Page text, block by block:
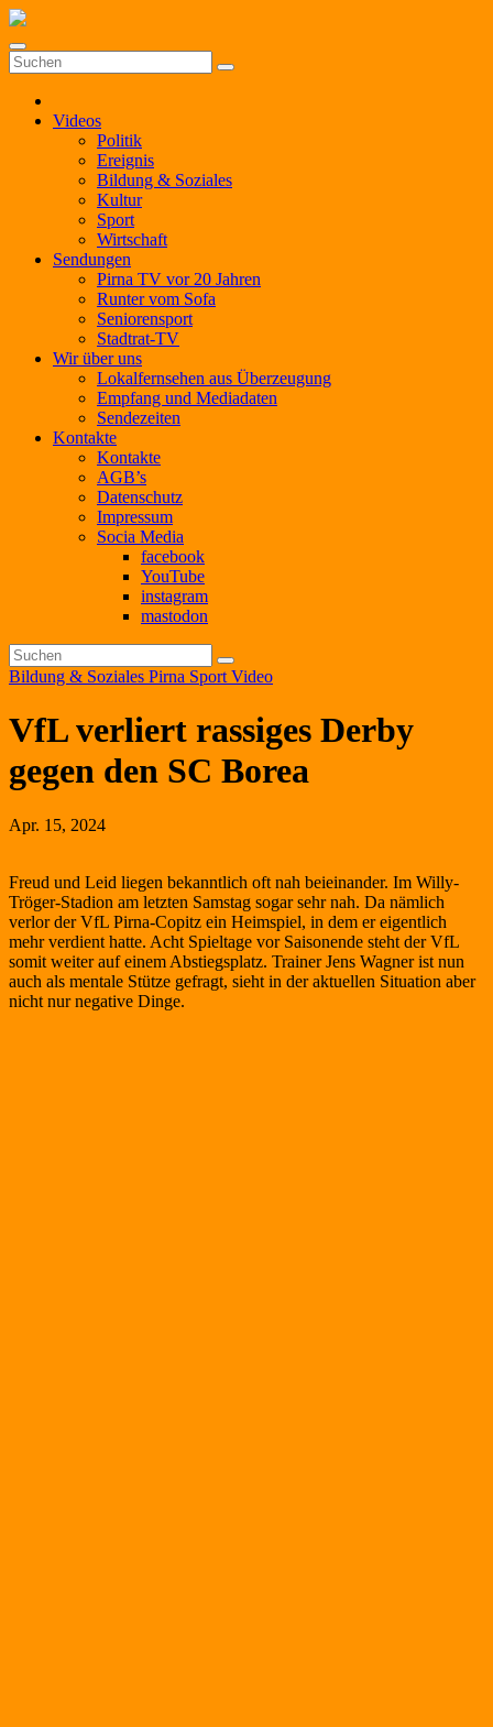
Zum
springen
Videos
Politik
Ereignis
Bildung & Soziales
Kultur
Sport
Wirtschaft
Sendungen
Pirna TV vor 20 Jahren
Runter vom Sofa
Seniorensport
Stadtrat-TV
Wir über uns
Lokalfernsehen aus Überzeugung
Empfang und Mediadaten
Sendezeiten
Kontakte
Kontakte
AGB’s
Datenschutz
Impressum
Socia Media
facebook
YouTube
instagram
mastodon
Bildung & Soziales Pirna Sport Video
VfL verliert rassiges Derby
gegen den SC Borea
Apr. 15, 2024
Freud und Leid liegen bekanntlich oft nah beieinander. Im Willy-
Tröger-Stadion am letzten Samstag sogar sehr nah. Da nämlich
verlor der VfL Pirna-Copitz ein Heimspiel, in dem er eigentlich
mehr verdient hatte. Acht Spieltage vor Saisonende steht der VfL
somit weiter auf einem Abstiegsplatz. Trainer Jens Wagner ist nun
auch als mentale Stütze gefragt, sieht in der aktuellen Situation aber
nicht nur negative Dinge.